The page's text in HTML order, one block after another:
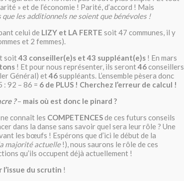
» et de l’économie ! Parité, d’accord ! Mais
que les additionnels ne soient que bénévoles !
celui de LIZY et LA FERTE soit 47 communes, il y
et 2 femmes).
soit43 conseiller(e)s et 43 suppléant(e)s ! En mars
! Et pour nous représenter, ils seront46conseillers
Général) et46suppléants. L’ensemble pèsera donc
: 92 – 86 = 6 de PLUS ! Cherchez l’erreur de calcul !
?– mais où est donc le pinard ?
connaît les COMPETENCESde ces futurs conseils
dans la danse sans savoir quel sera leur rôle ? Une
les bœufs ! Espérons que d’ici le début de la
majorité actuelle!), nous saurons le rôle de ces
qu’ils occupent déjà actuellement !
du scrutin !